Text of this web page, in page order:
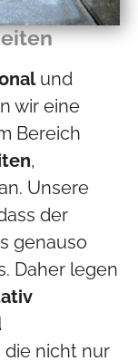
und
wir eine
Bereich
,
Unsere
der
genauso
Daher legen
nicht nur